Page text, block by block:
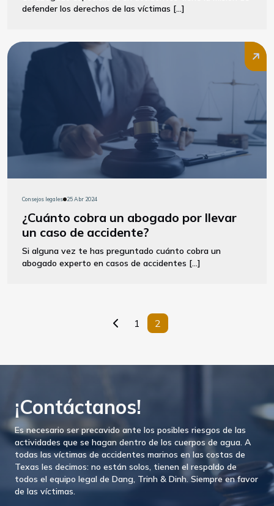
defender los derechos de las víctimas […]
Consejos legales 25 Abr 2024
¿Cuánto cobra un abogado por llevar
un caso de accidente?
Si alguna vez te has preguntado cuánto cobra un
abogado experto en casos de accidentes […]
Paginación
entradas
1 2
¡Contáctanos!
Es necesario ser precavido ante los posibles riesgos de las
actividades que se hagan dentro de los cuerpos de agua. A
todas las víctimas de accidentes marinos en las costas de
Texas les decimos: no están solos, tienen el respaldo de
todos el equipo legal de Dang, Trinh & Dinh. Siempre en favor
de las víctimas.